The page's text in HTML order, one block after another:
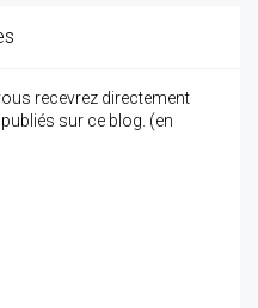
recevrez directement
sur ce blog. (en